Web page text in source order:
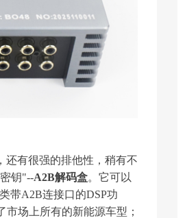
还有很强的排他性，稍有不
钥"--A2B解码盒。它可以
带A2B连接口的DSP功
场上所有的新能源车型；